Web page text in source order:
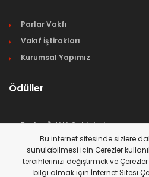
Parlar Vakfı
Vakıf İştirakları
Kurumsal Yapımız
Ödüller
Parlar Ödülü Sahipleri
Ödül Başvuruları
Ödül Yönetmeliği
Bu internet sitesinde sizlere
sunulabilmesi için Çerezler
tercihlerinizi değiştirmek ve
bilgi almak için İnternet Sitesi